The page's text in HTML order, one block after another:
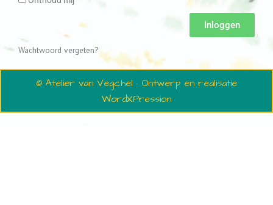
Inloggen
Wachtwoord vergeten?
© Atelier van Vegchel · Ontwerp en realisatie
WordXPression